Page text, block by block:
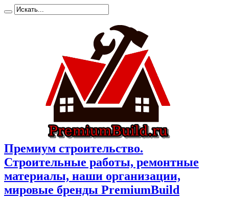
Премиум cтроительство.
Cтроительные работы, ремонтные
материалы, наши организации,
мировые бренды PremiumBuild